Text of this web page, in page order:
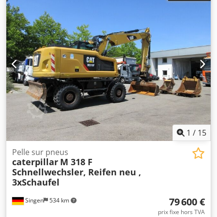
1 / 15
Singen 534 km
Pelle sur pneus
caterpillar M 318 F
Schnellwechsler, Reifen neu ,
3xSchaufel
79 600 €
prix fixe hors TVA